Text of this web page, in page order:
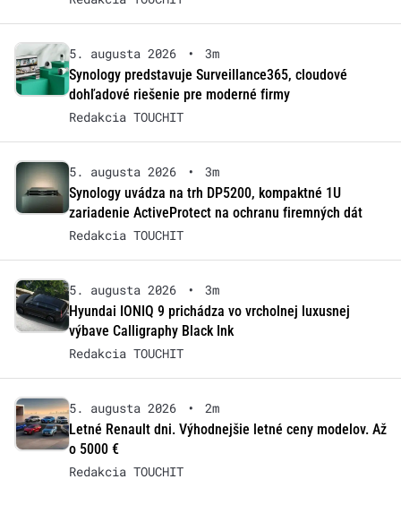
5. augusta 2026 •
3m
Synology predstavuje Surveillance365, cloudové
dohľadové riešenie pre moderné firmy
Redakcia TOUCHIT
5. augusta 2026 •
3m
Synology uvádza na trh DP5200, kompaktné 1U
zariadenie ActiveProtect na ochranu firemných dát
Redakcia TOUCHIT
5. augusta 2026 •
3m
Hyundai IONIQ 9 prichádza vo vrcholnej luxusnej
výbave Calligraphy Black Ink
Redakcia TOUCHIT
5. augusta 2026 •
2m
Letné Renault dni. Výhodnejšie letné ceny modelov. Až
o 5000 €
Redakcia TOUCHIT